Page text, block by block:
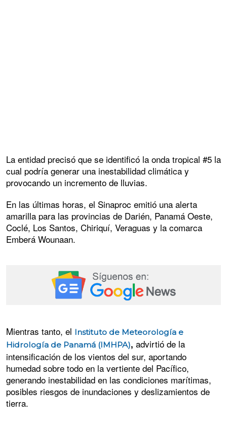
La entidad precisó que se identificó la onda tropical #5 la
cual podría generar una inestabilidad climática y
provocando un incremento de lluvias.
En las últimas horas, el Sinaproc emitió una alerta
amarilla para las provincias de Darién, Panamá Oeste,
Coclé, Los Santos, Chiriquí, Veraguas y la comarca
Emberá Wounaan.
Mientras tanto, el Instituto de Meteorología e
Hidrología de Panamá (IMHPA), advirtió de la
intensificación de los vientos del sur, aportando
humedad sobre todo en la vertiente del Pacífico,
generando inestabilidad en las condiciones marítimas,
posibles riesgos de inundaciones y deslizamientos de
tierra.